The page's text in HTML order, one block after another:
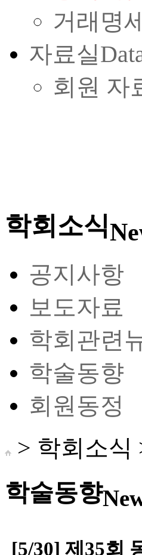
거래명
자료실
회원 자
학회소식
공지사항
보도자료
학회관련
학술동향
회원동정
> 학회소식
학술동향
[5/30] 제35회